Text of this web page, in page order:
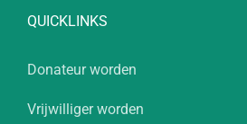
QUICKLINKS
Donateur worden
Vrijwilliger worden